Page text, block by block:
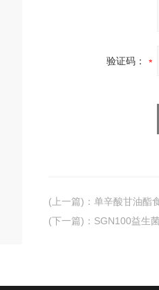
验证码：
(上一篇) ： 单辛酸甘油酯
(下一篇) ： SGN100益生